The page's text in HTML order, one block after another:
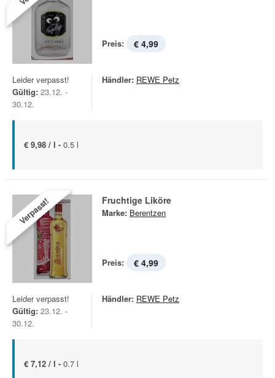
Preis: € 4,99
Leider verpasst!
Gültig: 23.12. -
30.12.
Händler: REWE Petz
€ 9,98 / l - 0.5 l
Verpasst! Fruchtige Liköre
Marke: Berentzen
Preis: € 4,99
Leider verpasst!
Gültig: 23.12. -
30.12.
Händler: REWE Petz
€ 7,12 / l - 0.7 l